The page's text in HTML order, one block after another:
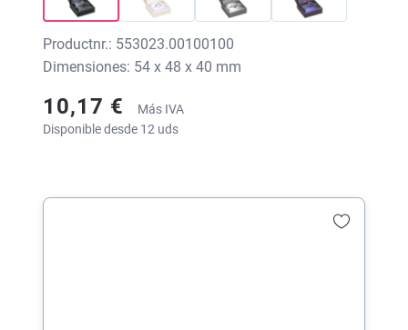
Productnr.: 553023.00100100
Dimensiones: 54 x 48 x 40 mm
10,17 €
Más IVA
Disponible desde 12 uds